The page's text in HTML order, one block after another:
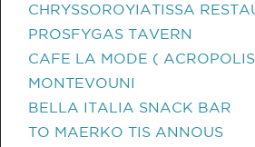
CHRYSSOROYIATISSA
PROSFYGAS TAVERN
CAFE LA MODE (
MONTEVOUNI
BELLA ITALIA SNACK BAR
TO MAERKO TIS ANNOUS